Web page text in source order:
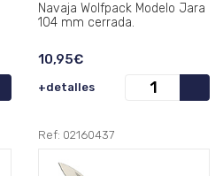
Navaja Wolfpack Modelo Jara
104 mm cerrada.
10,95€
+detalles
Ref: 02160437